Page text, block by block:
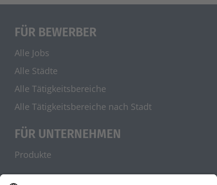
FÜR BEWERBER
Alle Jobs
Alle Städte
Alle Tätigkeitsbereiche
Alle Tätigkeitsbereiche nach Stadt
FÜR UNTERNEHMEN
Produkte